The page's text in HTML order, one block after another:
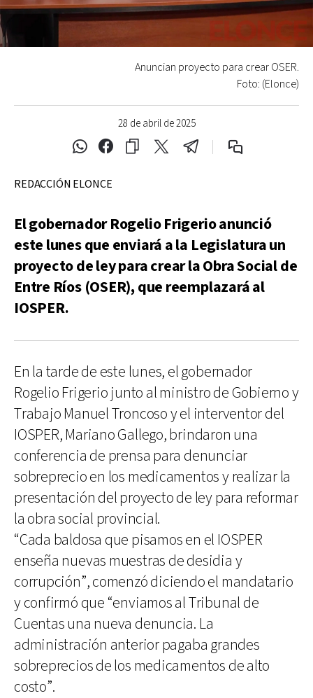
28 de abril de 2025
Anuncian proyecto para crear OSER.
Foto: (Elonce)
REDACCIÓN ELONCE
El gobernador Rogelio Frigerio anunció
este lunes que enviará a la Legislatura un
proyecto de ley para crear la Obra Social de
Entre Ríos (OSER), que reemplazará al
IOSPER.
En la tarde de este lunes, el gobernador
Rogelio Frigerio junto al ministro de Gobierno y
Trabajo Manuel Troncoso y el interventor del
IOSPER, Mariano Gallego, brindaron una
conferencia de prensa para denunciar
sobreprecio en los medicamentos y realizar la
presentación del proyecto de ley para reformar
la obra social provincial.
“Cada baldosa que pisamos en el IOSPER
enseña nuevas muestras de desidia y
corrupción”, comenzó diciendo el mandatario
y confirmó que “enviamos al Tribunal de
Cuentas una nueva denuncia. La
administración anterior pagaba grandes
sobreprecios de los medicamentos de alto
costo”.